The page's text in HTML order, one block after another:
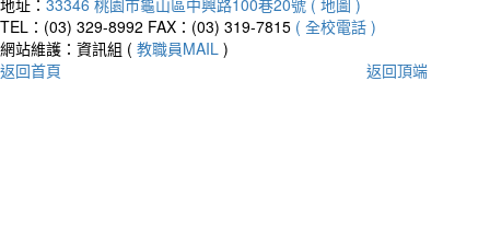
TEL：(03) 329-8992 FAX：(03) 319-7815 ( 全校電話 )
網站維護：資訊組 ( 教職員MAIL )
返回首頁
返回頂端